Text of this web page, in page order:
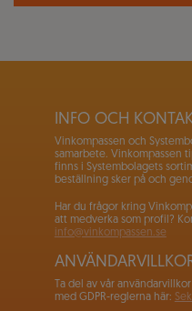
INFO OCH
Vinkompassen och
samarbete. Vinkompassen
finns i Systembolagets
beställning sker på och
Har du frågor kring
att medverka som profil?
info@vinkompassen.se
Ta del av vår
med GDPR-reglerna här: